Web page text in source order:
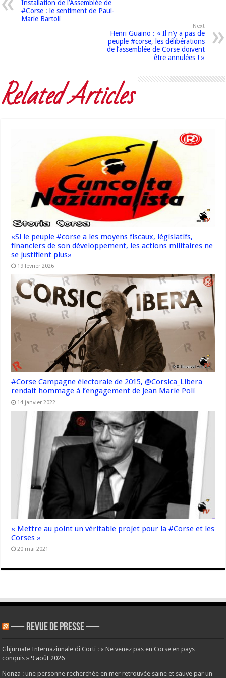
Installation de l’Assemblée de
#Corse : le sentiment de Paul-
Marie Bartoli
Next
Henri Guaino : « Il n’y a pas de
peuple #corse, les délibérations
de l’assemblée de Corse doivent
être annulées ! »
Related Articles
«Si le peuple #corse a les moyens fiscaux, législatifs,
financiers de son développement, les actions militaires ne
se justifient plus»
19 février 2026
#Corse Campagne électorale de 2015, @Corsica_Libera
rendait hommage à l’engagement de Jean Marie Poli
14 janvier 2022
« Mettre au point un véritable projet pour la #Corse et les
Corses »
20 mai 2021
—- REVUE DE PRESSE —-
Ghjurnate Internaziunale di Corti : « Ne venez pas en Corse en pays
conquis » 9 août 2026
Nonza : une personne recherchée en mer retrouvée saine et sauve par un